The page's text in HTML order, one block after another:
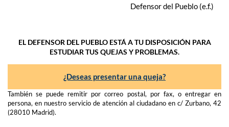
Defensor del Pueblo (e.f.)
EL DEFENSOR DEL PUEBLO ESTÁ A TU DISPOSICIÓN PARA
ESTUDIAR TUS QUEJAS Y PROBLEMAS.
¿Deseas presentar una queja?
También se puede remitir por correo postal, por fax, o entregar en
persona, en nuestro servicio de atención al ciudadano en c/ Zurbano, 42
(28010 Madrid).